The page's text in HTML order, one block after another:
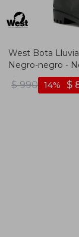
West Bota
Negro-negro -
$ 990 $
14